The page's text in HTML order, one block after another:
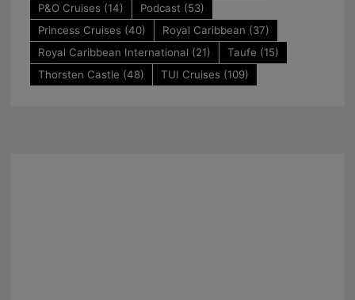
P&O Cruises (14) Podcast (53)
Princess Cruises (40) Royal Caribbean (37)
Royal Caribbean International (21) Taufe (15)
Thorsten Castle (48) TUI Cruises (109)